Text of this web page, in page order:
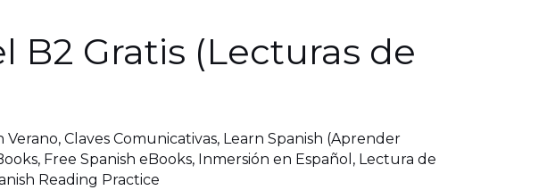
B2 Gratis (Lecturas de
Verano, Claves Comunicativas, Learn Spanish (Aprender
, Free Spanish eBooks, Inmersión en Español , Lectura de
Reading Practice